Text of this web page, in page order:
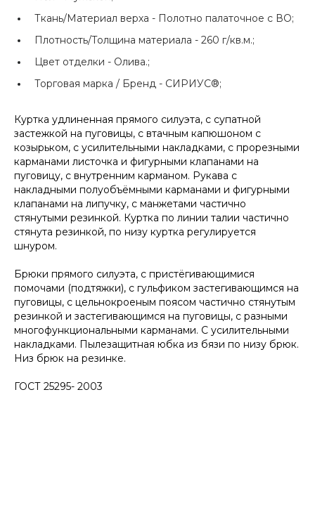
Ткань/Материал верха - Полотно палаточное с ВО;
Плотность/Толщина материала - 260 г/кв.м.;
Цвет отделки - Олива.;
Торговая марка / Бренд - СИРИУС®;
Куртка удлиненная прямого силуэта, с супатной
застежкой на пуговицы, с втачным капюшоном с
козырьком, с усилительными накладками, с прорезными
карманами листочка и фигурными клапанами на
пуговицу, с внутренним карманом. Рукава с
накладными полуобъёмными карманами и фигурными
клапанами на липучку, с манжетами частично
стянутыми резинкой. Куртка по линии талии частично
стянута резинкой, по низу куртка регулируется
шнуром.
Брюки прямого силуэта, с пристёгивающимися
помочами (подтяжки), с гульфиком застегивающимся на
пуговицы, с цельнокроеным поясом частично стянутым
резинкой и застегивающимся на пуговицы, с разными
многофункциональными карманами. С усилительными
накладками. Пылезащитная юбка из бязи по низу брюк.
Низ брюк на резинке.
ГОСТ 25295- 2003